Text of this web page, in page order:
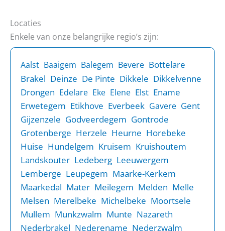
Locaties
Enkele van onze belangrijke regio’s zijn:
Aalst Baaigem Balegem Bevere Bottelare
Brakel Deinze De Pinte Dikkele Dikkelvenne
Drongen Edelare Eke Elene Elst Ename
Erwetegem Etikhove Everbeek Gavere Gent
Gijzenzele Godveerdegem Gontrode
Grotenberge Herzele Heurne Horebeke
Huise Hundelgem Kruisem Kruishoutem
Landskouter Ledeberg Leeuwergem
Lemberge Leupegem Maarke-Kerkem
Maarkedal Mater Meilegem Melden Melle
Melsen Merelbeke Michelbeke Moortsele
Mullem Munkzwalm Munte Nazareth
Nederbrakel Nederename Nederzwalm